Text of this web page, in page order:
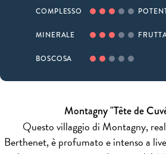
COMPLESSO
MINERALE
BOSCOSA
Montagny "Tête de
Questo villaggio di Montagny,
Berthenet, è profumato e intenso a